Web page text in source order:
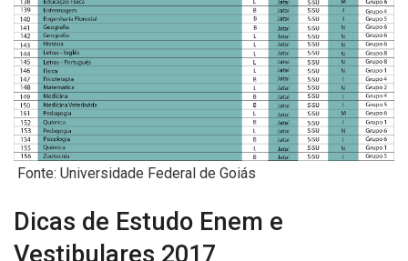
Fonte: Universidade Federal de Goiás
Dicas de Estudo Enem e
Vestibulares 2017